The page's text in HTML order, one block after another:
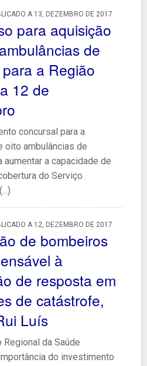
A 13, DEZEMBRO DE 2017
para aquisição
de
a Região
12 de
concursal para a
oito ambulâncias de
aumentar a capacidade de
do Serviço
A 12, DEZEMBRO DE 2017
de bombeiros
à
de resposta em
de catástrofe,
Luís
Regional da Saúde
do investimento